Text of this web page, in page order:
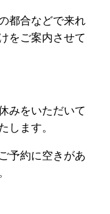
都合などで来れ
をご案内させて
みをいただいて
します。
予約に空きがあ